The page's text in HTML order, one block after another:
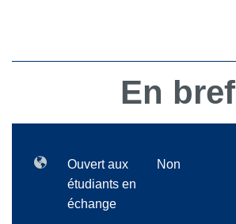
En bref
Ouvert aux
étudiants en
échange
Non